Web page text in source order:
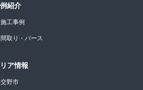
紹介
施工事例
間取り・パース
ア情報
交野市